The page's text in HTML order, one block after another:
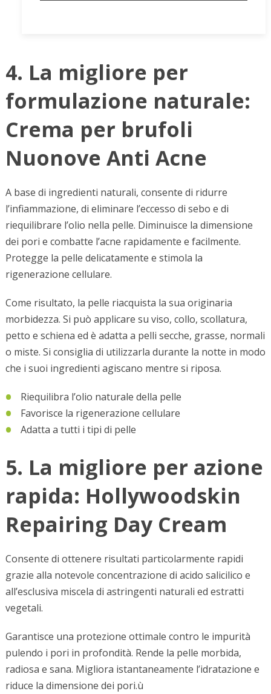
4. La migliore per
formulazione naturale:
Crema per brufoli
Nuonove Anti Acne
A base di ingredienti naturali, consente di ridurre
l’infiammazione, di eliminare l’eccesso di sebo e di
riequilibrare l’olio nella pelle. Diminuisce la dimensione
dei pori e combatte l’acne rapidamente e facilmente.
Protegge la pelle delicatamente e stimola la
rigenerazione cellulare.
Come risultato, la pelle riacquista la sua originaria
morbidezza. Si può applicare su viso, collo, scollatura,
petto e schiena ed è adatta a pelli secche, grasse, normali
o miste. Si consiglia di utilizzarla durante la notte in modo
che i suoi ingredienti agiscano mentre si riposa.
Riequilibra l’olio naturale della pelle
Favorisce la rigenerazione cellulare
Adatta a tutti i tipi di pelle
5. La migliore per azione
rapida: Hollywoodskin
Repairing Day Cream
Consente di ottenere risultati particolarmente rapidi
grazie alla notevole concentrazione di acido salicilico e
all’esclusiva miscela di astringenti naturali ed estratti
vegetali.
Garantisce una protezione ottimale contro le impurità
pulendo i pori in profondità. Rende la pelle morbida,
radiosa e sana. Migliora istantaneamente l’idratazione e
riduce la dimensione dei pori.ù